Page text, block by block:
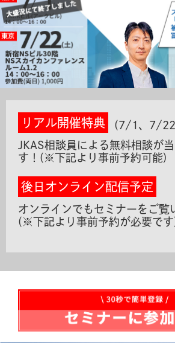
リアル開催特典
(7/1、7/
JKAS相談員による無料相談が
す！(※下記より事前予約可能)
後日オンライン配信予定
オンラインでもセミナーをご覧
(※下記より事前予約が必要です